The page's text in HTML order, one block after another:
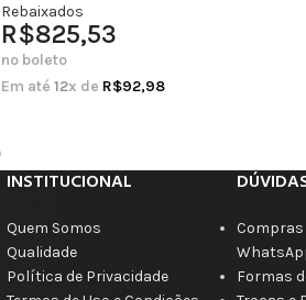
Rebaixados
R$825,53
no boleto
Em até 12x de R$92,98
INSTITUCIONAL
Quem Somos
Qualidade
Política de Privacidade
Compras
Formas